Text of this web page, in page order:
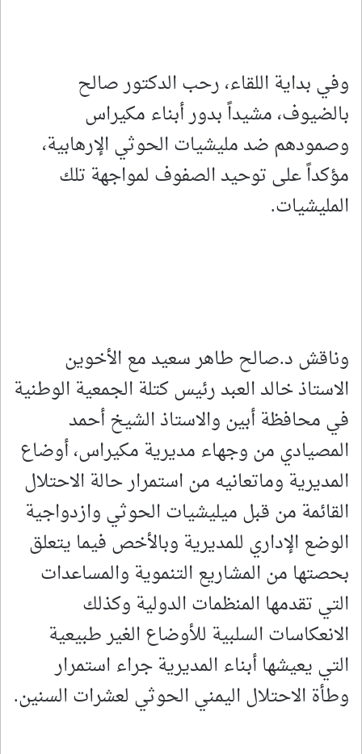
وفي بداية اللقاء، رحب الدكتور صالح
بالضيوف، مشيداً بدور أبناء مكيراس
وصمودهم ضد مليشيات الحوثي الإرهابية،
مؤكداً على توحيد الصفوف لمواجهة تلك
المليشيات.
وناقش د.صالح طاهر سعيد مع الأخوين
الاستاذ خالد العبد رئيس كتلة الجمعية الوطنية
في محافظة أبين والاستاذ الشيخ أحمد
المصيادي من وجهاء مديرية مكيراس، أوضاع
المديرية وماتعانيه من استمرار حالة الاحتلال
القائمة من قبل ميليشيات الحوثي وازدواجية
الوضع الإداري للمديرية وبالأخص فيما يتعلق
بحصتها من المشاريع التنموية والمساعدات
التي تقدمها المنظمات الدولية وكذلك
الانعكاسات السلبية للأوضاع الغير طبيعية
التي يعيشها أبناء المديرية جراء استمرار
وطأة الاحتلال اليمني الحوثي لعشرات السنين.